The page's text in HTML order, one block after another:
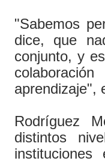
"Sabemos
dice, que
conjunto, y
aprendizaje",
Rodríguez
distintos